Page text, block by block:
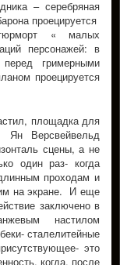
– серебряная
проецируется
« малых
персонажей: в
гримерными
проецируется
площадка для
Ян Версвейвельд
сцены, а не
один раз- когда
проходам и
на экране. И еще
заключено в
настилом
сталелитейные
это
когда, после